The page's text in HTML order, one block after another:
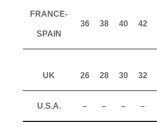
FRANCE-
SPAIN
36 38 40 42
UK 26 28 30 32
U.S.A. – – – –